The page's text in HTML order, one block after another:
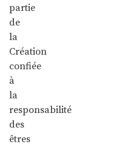
partie
de
la
Création
confiée
à
la
responsabilité
des
êtres